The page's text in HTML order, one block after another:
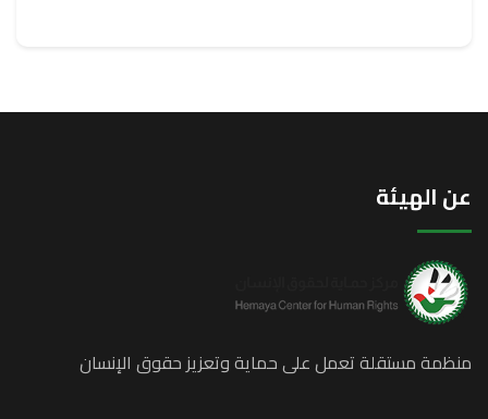
عن الهيئة
منظمة مستقلة تعمل على حماية وتعزيز حقوق الإنسان